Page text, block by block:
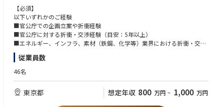
【業務内容】
課長職候補として、会員企業とのやり取りの中で主体的に業界としての方
向性を模索し、国に対して提言していくことで、我が国の石油、エネルギ
ーの安定供給に貢献していただくことを期待しています。
メンバーや会員企業の意見を吸い上げ、業界全体を考慮しながら方針を決
■石油・エネルギー政策等の石油業界関連政策に関する情報収集活動
会員各社へのヒアリング、外部有識者会議の傍聴や、外部調査機関を使用
した諸外国も含めた石油業界の動向調査
【必須】
以下いずれかのご経験
■官公庁での企画立案や折衝経験
■官公庁に対する折衝・交渉経験（目安：5年以上）
■エネルギー、インフラ、素材（鉄鋼、化学等）業界における折衝・交渉
経験（目安：5年以上）
【歓迎】
・英語力（海外文献等の読解経験）
・メンバーの育成・指導経験（役職不問）
従業員数
46名
東京都 想定年収 800 万円 ~ 1,000 万円